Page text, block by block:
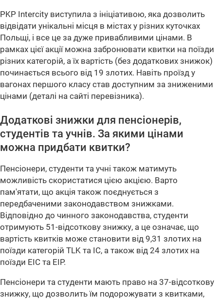
PKP Intercity виступила з ініціативою, яка дозволить
відвідати унікальні місця в містах у різних куточках
Польщі, і все це за дуже привабливими цінами. В
рамках цієї акції можна забронювати квитки на поїзди
різних категорій, а їх вартість (без додаткових знижок)
починається всього від 19 злотих. Навіть проїзд у
вагонах першого класу став доступним за зниженими
цінами (деталі на сайті перевізника).
Додаткові знижки для пенсіонерів,
студентів та учнів. За якими цінами
можна придбати квитки?
Пенсіонери, студенти та учні також матимуть
можливість скористатися цією акцією. Варто
пам'ятати, що акція також поєднується з
передбаченими законодавством знижками.
Відповідно до чинного законодавства, студенти
отримують 51-відсоткову знижку, а це означає, що
вартість квитків може становити від 9,31 злотих на
поїзди категорій TLK та IC, а також від 24 злотих на
поїзди EIC та EIP.
Пенсіонери та студенти мають право на 37-відсоткову
знижку, що дозволить їм подорожувати з квитками,